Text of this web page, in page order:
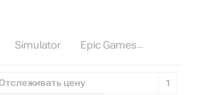
Simulator Epic Games
цену 1